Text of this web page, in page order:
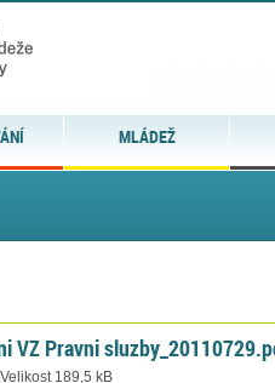
MLÁDEŽ
VZ Pravni
189,5 kB